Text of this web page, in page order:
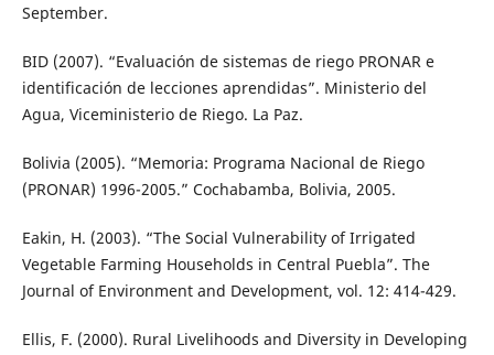
September.
BID (2007). “Evaluación de sistemas de riego PRONAR e
identificación de lecciones aprendidas”. Ministerio del
Agua, Viceministerio de Riego. La Paz.
Bolivia (2005). “Memoria: Programa Nacional de Riego
(PRONAR) 1996-2005.” Cochabamba, Bolivia, 2005.
Eakin, H. (2003). “The Social Vulnerability of Irrigated
Vegetable Farming Households in Central Puebla”. The
Journal of Environment and Development, vol. 12: 414-429.
Ellis, F. (2000). Rural Livelihoods and Diversity in Developing